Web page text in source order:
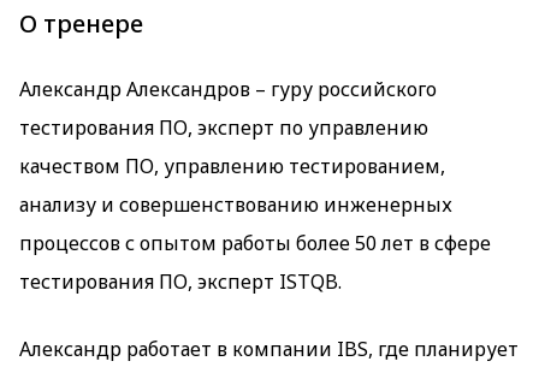
О тренере
Александр Александров – гуру российского
тестирования ПО, эксперт по управлению
качеством ПО, управлению тестированием,
анализу и совершенствованию инженерных
процессов с опытом работы более 50 лет в сфере
тестирования ПО, эксперт ISTQB.
Александр работает в компании IBS, где планирует